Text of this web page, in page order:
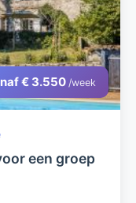
€ 3.550 /week
een groep